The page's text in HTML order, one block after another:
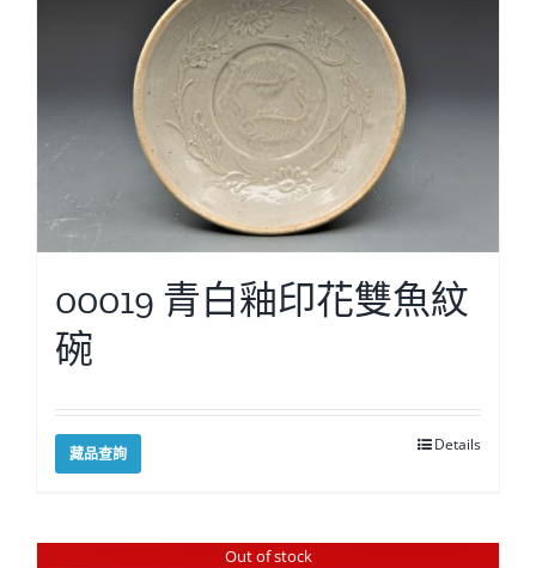
00019 青白釉印花雙魚紋
碗
藏品查詢 Details
Out of stock